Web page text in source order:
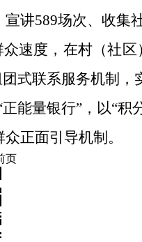
讲589场次、收集
速度，在村（社
式联系服务机制，
能量银行”，以“
正面引导机制。
页